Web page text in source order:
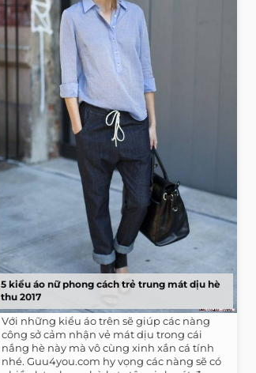
5 kiểu áo nữ phong cách trẻ trung mát dịu hè
thu 2017
Với những kiểu áo trên sẽ giúp các nàng
công sở cảm nhận vẻ mát dịu trong cái
nắng hè này mà vô cùng xinh xắn cá tính
nhé. Guu4you.com hy vọng các nàng sẽ có